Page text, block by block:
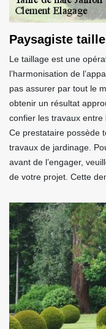
Paysagiste
Le taillage est une
l’harmonisation de
pas assurer par tout le
obtenir un résultat
confier les travaux entre
Ce prestataire possède
travaux de jardinage.
avant de l’engager,
de votre projet. Cette